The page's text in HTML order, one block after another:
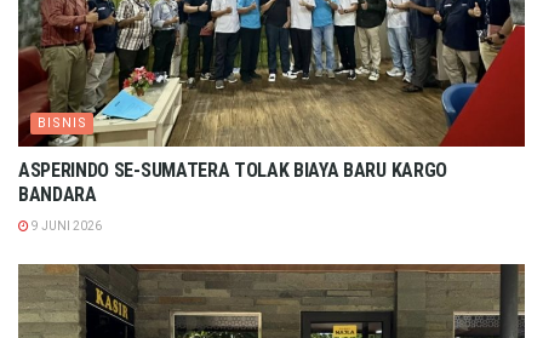
BISNIS
ASPERINDO SE-SUMATERA TOLAK BIAYA BARU KARGO
BANDARA
9 JUNI 2026